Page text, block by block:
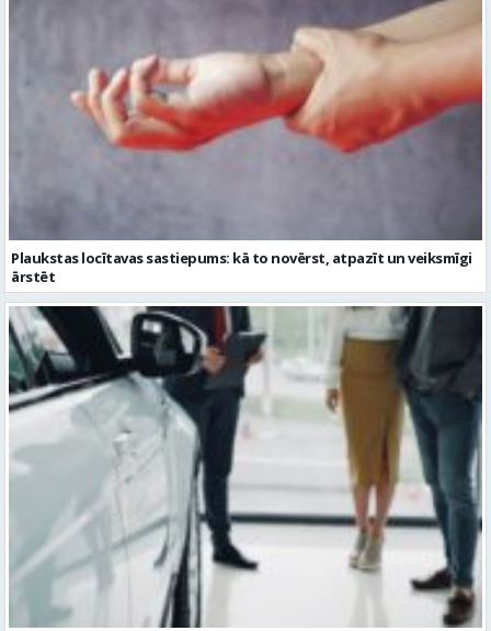
Plaukstas locītavas sastiepums: kā to novērst, atpazīt un veiksmīgi
ārstēt